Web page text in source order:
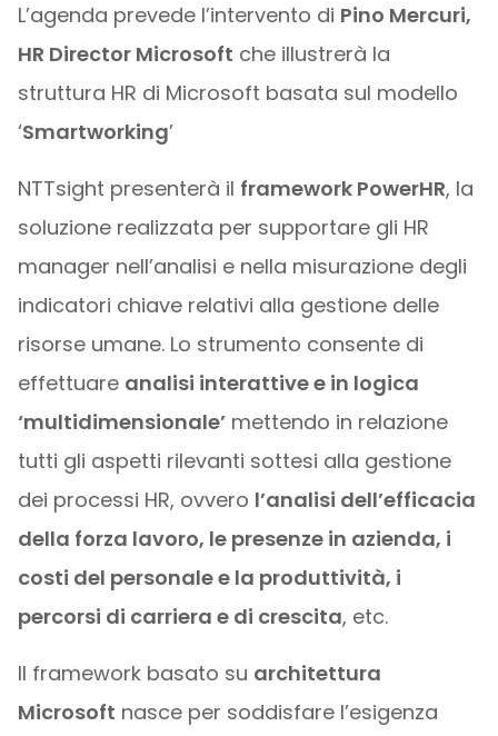
L’agenda prevede l’intervento di Pino Mercuri,
HR Director Microsoft che illustrerà la
struttura HR di Microsoft basata sul modello
‘Smartworking’
NTTsight presenterà il framework PowerHR, la
soluzione realizzata per supportare gli HR
manager nell’analisi e nella misurazione degli
indicatori chiave relativi alla gestione delle
risorse umane. Lo strumento consente di
effettuare analisi interattive e in logica
‘multidimensionale’mettendo in relazione
tutti gli aspetti rilevanti sottesi alla gestione
dei processi HR, ovvero l’analisi dell’efficacia
della forza lavoro, le presenze in azienda, i
costi del personale e la produttività, i
percorsi di carriera e di crescita, etc.
Il framework basato su architettura
Microsoft nasce per soddisfare l’esigenza